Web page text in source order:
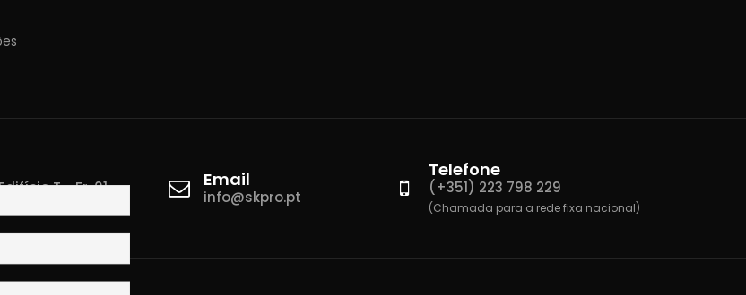
T - Fr. 01
Email
info@skpro.pt
Telefone
(+351) 223 798 229
(Chamada para a rede fixa nacional)